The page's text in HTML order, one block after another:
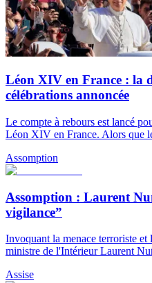
Léon XIV en France : la
célébrations annoncée
Le compte à rebours est lancé
Léon XIV en France. Alors que
Assomption
Assomption : Laurent
vigilance”
Invoquant la menace terroriste et
ministre de l'Intérieur Laurent
Assise